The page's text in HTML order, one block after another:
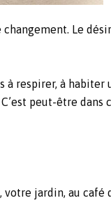
Le
à respirer, à habiter
peut-être dans
jardin, au café